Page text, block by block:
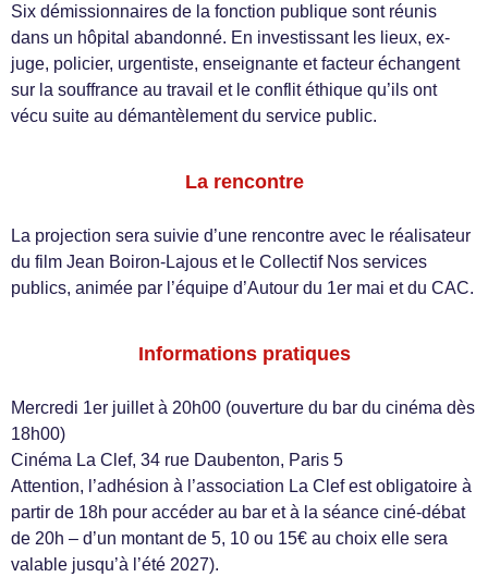
Six démissionnaires de la fonction publique sont réunis
dans un hôpital abandonné. En investissant les lieux, ex-
juge, policier, urgentiste, enseignante et facteur échangent
sur la souffrance au travail et le conflit éthique qu’ils ont
vécu suite au démantèlement du service public.
La rencontre
La projection sera suivie d’une rencontre avec le réalisateur
du film Jean Boiron-Lajous et le Collectif Nos services
publics, animée par l’équipe d’Autour du 1er mai et du CAC.
Informations pratiques
Mercredi 1er juillet à 20h00 (ouverture du bar du cinéma dès
18h00)
Cinéma La Clef, 34 rue Daubenton, Paris 5
Attention, l’adhésion à l’association La Clef est obligatoire à
partir de 18h pour accéder au bar et à la séance ciné-débat
de 20h – d’un montant de 5, 10 ou 15€ au choix elle sera
valable jusqu’à l’été 2027).